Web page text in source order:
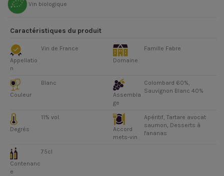
Vin biologique
Caractéristiques du produit
Appellatio
n
Vin de France
Domaine
Famille Fabre
Couleur
Blanc
Assembla
ge
Colombard 60%,
Sauvignon Blanc 40%
Degrés
11% vol.
Accord
mets-vin
Apéritif, Tartare avocat
saumon, Desserts à
l'ananas
Contenanc
e
75cl